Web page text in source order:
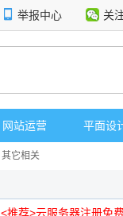
举报中心 关
网站运营 平面设
其它相关
<推荐>云服务器注册免